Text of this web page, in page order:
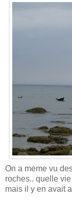
On a meme vu
roches.. quelle
mais il y en avait